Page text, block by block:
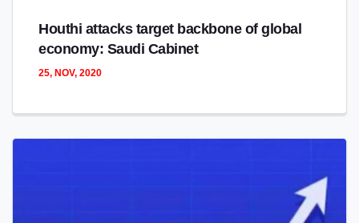
Houthi attacks target backbone of global
economy: Saudi Cabinet
25, NOV, 2020